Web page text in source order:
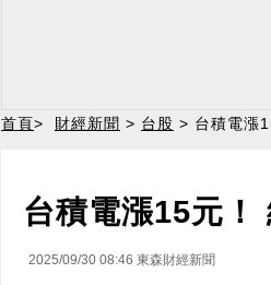
首頁> 財經新聞 > 台股 > 台積電漲
台積電漲15元！
2025/09/30 08:46 東森財經新聞